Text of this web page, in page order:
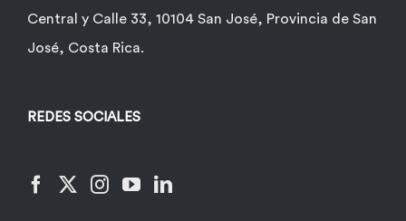
Central y Calle 33, 10104 San José, Provincia de San
José, Costa Rica.
REDES SOCIALES